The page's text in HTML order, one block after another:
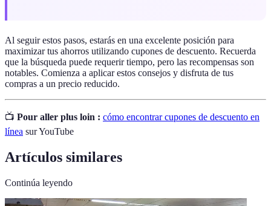
Al seguir estos pasos, estarás en una excelente posición para
maximizar tus ahorros utilizando cupones de descuento. Recuerda
que la búsqueda puede requerir tiempo, pero las recompensas son
notables. Comienza a aplicar estos consejos y disfruta de tus
compras a un precio reducido.
📺 Pour aller plus loin : cómo encontrar cupones de descuento en
línea sur YouTube
Artículos similares
Continúa leyendo